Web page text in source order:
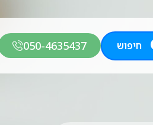
חיפוש 050-4635437